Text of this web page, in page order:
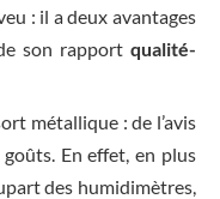
: il a deux avantages
son rapport qualité-
métallique : de l’avis
En effet, en plus
des humidimètres,